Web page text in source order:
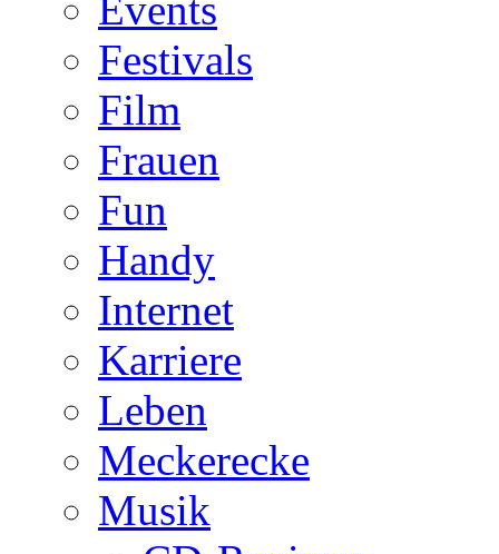
Events
Festivals
Film
Frauen
Fun
Handy
Internet
Karriere
Leben
Meckerecke
Musik